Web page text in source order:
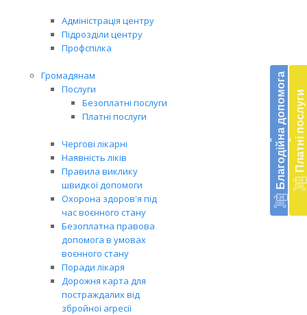
Адміністрація центру
Підрозділи центру
Профспілка
Громадянам
Послуги
Безоплатні послуги
Платні послуги
Чергові лікарні
Наявність ліків
Правила виклику
швидкої допомоги
Охорона здоров'я під
час воєнного стану
Безоплатна правова
допомога в умовах
воєнного стану
Поради лікаря
Дорожня карта для
постраждалих від
збройної агресії
‹ Благодійна допомога ‹ Платні послуги